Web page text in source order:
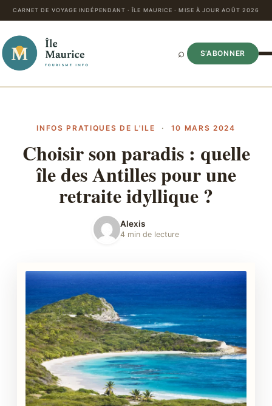
CARNET DE VOYAGE INDÉPENDANT · ÎLE MAURICE · MISE À JOUR AOÛT 2026
⌕ S’ABONNER
INFOS PRATIQUES DE L'ILE · 10 MARS 2024
Choisir son paradis : quelle
île des Antilles pour une
retraite idyllique ?
Alexis
4 min de lecture